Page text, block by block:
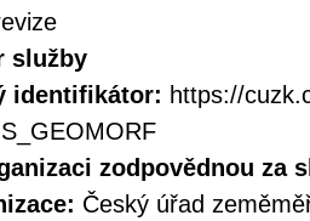
služby
identifikátor: https://
zodpovědnou za
Český úřad